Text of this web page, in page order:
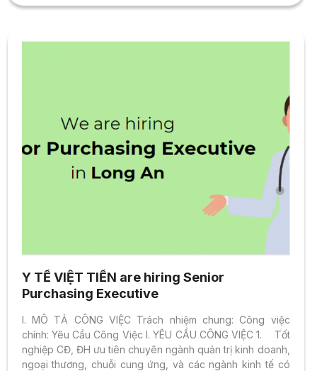
kho bãi nhằm đảm bảo...
Y TẾ VIỆT TIẾN are hiring Senior
Purchasing Executive
I. MÔ TẢ CÔNG VIỆC Trách nhiệm chung: Công việc
chính: Yêu Cầu Công Việc I. YÊU CẦU CÔNG VIỆC 1. Tốt
nghiệp CĐ, ĐH ưu tiên chuyên ngành quản trị kinh doanh,
ngoại thương, chuỗi cung ứng, và các ngành kinh tế có